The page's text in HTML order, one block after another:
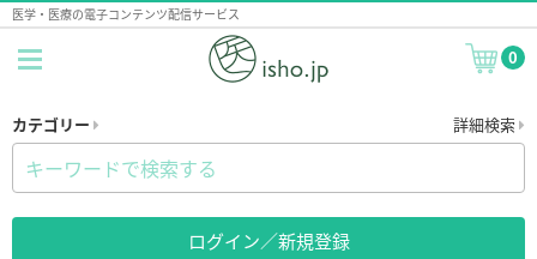
医学・医療の電子コンテンツ配信サービス
0
カテゴリー 詳細検索
ログイン／新規登録